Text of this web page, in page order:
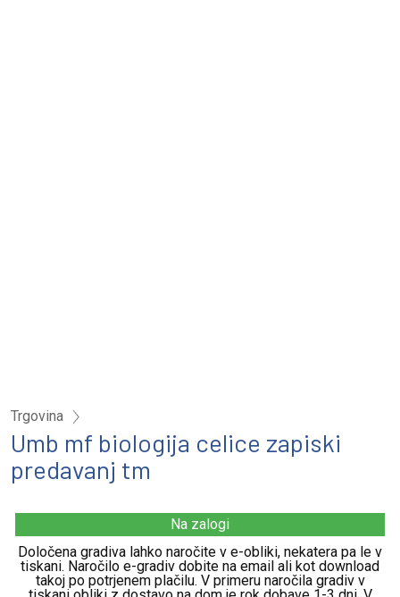
Trgovina
Umb mf biologija celice zapiski
predavanj tm
Na zalogi
Določena gradiva lahko naročite v e-obliki, nekatera pa le v
tiskani. Naročilo e-gradiv dobite na email ali kot download
takoj po potrjenem plačilu. V primeru naročila gradiv v